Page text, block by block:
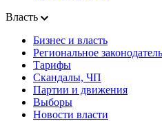
Власть
Бизнес и власть
Региональное
Тарифы
Скандалы, ЧП
Партии и движения
Выборы
Новости власти